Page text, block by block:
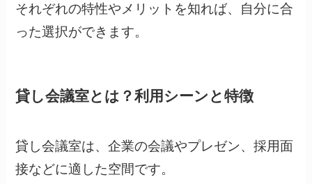
それぞれの特性やメリットを知れば、自分に合
った選択ができます。
貸し会議室とは？利用シーンと特徴
貸し会議室は、企業の会議やプレゼン、採用面
接などに適した空間です。